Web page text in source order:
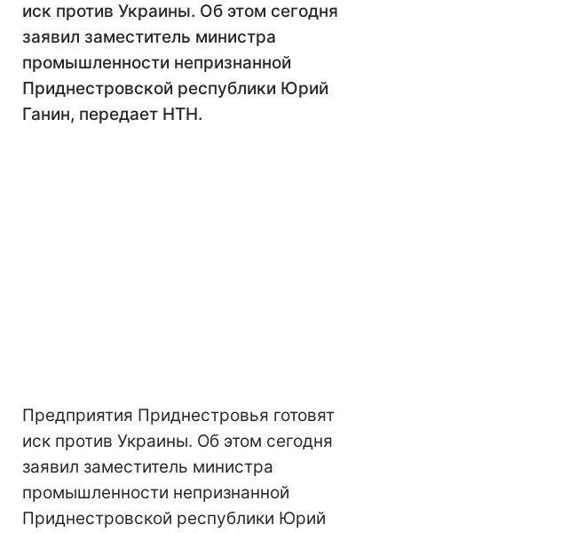
иск против Украины. Об этом сегодня
заявил заместитель министра
промышленности непризнанной
Приднестровской республики Юрий
Ганин, передает НТН.
Предприятия Приднестровья готовят
иск против Украины. Об этом сегодня
заявил заместитель министра
промышленности непризнанной
Приднестровской республики Юрий